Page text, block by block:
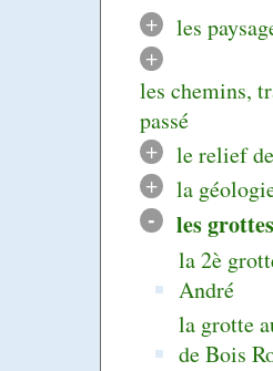
+
les
+
les chemins,
passé
+
le relief
+
la
- les grottes
la 2è
André
la grotte
de Bois